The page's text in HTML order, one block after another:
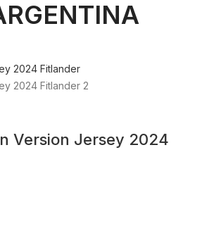
Version Jersey 2024